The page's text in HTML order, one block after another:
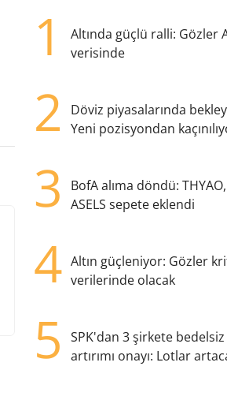
1
Altında güçlü ralli: Gözler
verisinde
2
Döviz piyasalarında
Yeni pozisyondan
3
BofA alıma döndü:
ASELS sepete eklendi
4 Altın güçleniyor: Gözler
verilerinde olacak
5
SPK'dan 3 şirkete
artırımı onayı: Lotlar